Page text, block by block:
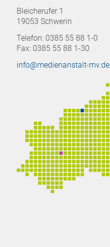
Bleicherufer 1
19053 Schwerin
Telefon: 0385 55 88 1-0
Fax: 0385 55 88 1-30
info@medienanstalt-mv.de